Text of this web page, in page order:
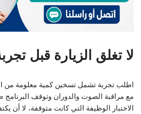
لا تغلق الزيارة قبل
اطلب تجربة تشمل تسخين كمية معلومة من
مع مراقبة الصوت والدوران وتوقف البرنامج
الاختبار الوظيفة التي كانت متوقفة، لا أن